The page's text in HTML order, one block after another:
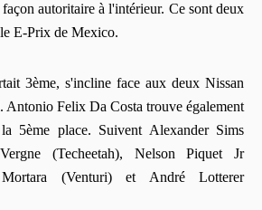
autoritaire à l'intérieur. Ce sont deux
E-Prix de Mexico.
3ème, s'incline face aux deux Nissan
Antonio Felix Da Costa trouve également
5ème place. Suivent Alexander Sims
(Techeetah), Nelson Piquet Jr
(Venturi) et André Lotterer